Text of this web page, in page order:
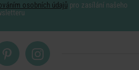
osobních údajů pro zasílání našeho